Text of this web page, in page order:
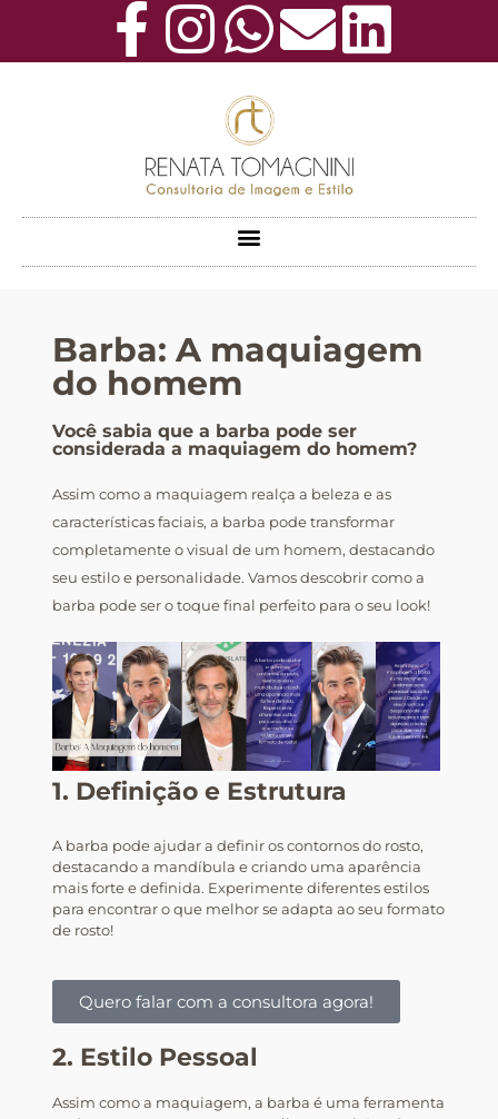
Barba: A maquiagem
do homem
Você sabia que a barba pode ser
considerada a maquiagem do homem?
Assim como a maquiagem realça a beleza e as
características faciais, a barba pode transformar
completamente o visual de um homem, destacando
seu estilo e personalidade. Vamos descobrir como a
barba pode ser o toque final perfeito para o seu look!
1. Definição e Estrutura
A barba pode ajudar a definir os contornos do rosto,
destacando a mandíbula e criando uma aparência
mais forte e definida. Experimente diferentes estilos
para encontrar o que melhor se adapta ao seu formato
de rosto!
Quero falar com a consultora agora!
2. Estilo Pessoal
Assim como a maquiagem, a barba é uma ferramenta